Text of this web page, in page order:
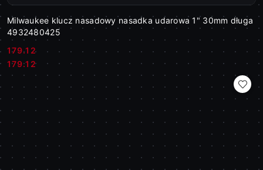
Milwaukee klucz nasadowy nasadka udarowa 1" 30mm długa
4932480425
Cena:
179.12
Cena:
179.12